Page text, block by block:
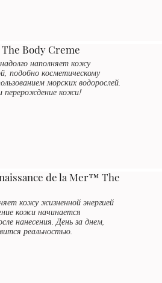
Body Creme
наполняет кожу
подобно косметическому
морских водорослей.
перерождение кожи!
de la Mer™ The
кожу жизненной энергией
кожи начинается
нанесения. День за днем,
реальностью.